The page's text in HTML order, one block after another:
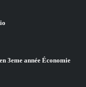
3eme année Économie